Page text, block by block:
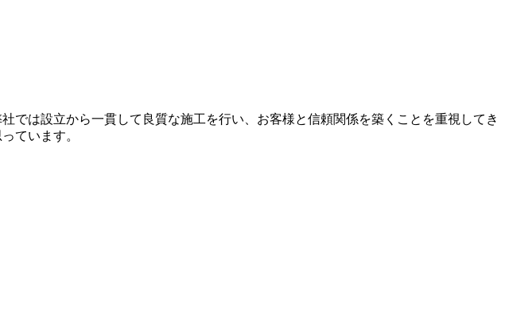
では設立から一貫して良質な施工を行い、お客様と信頼関係を築くことを重視してき
ています。